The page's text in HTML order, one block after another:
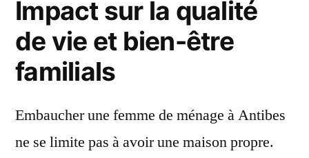
Impact sur la qualité
de vie et bien-être
familials
Embaucher une femme de ménage à Antibes
ne se limite pas à avoir une maison propre.